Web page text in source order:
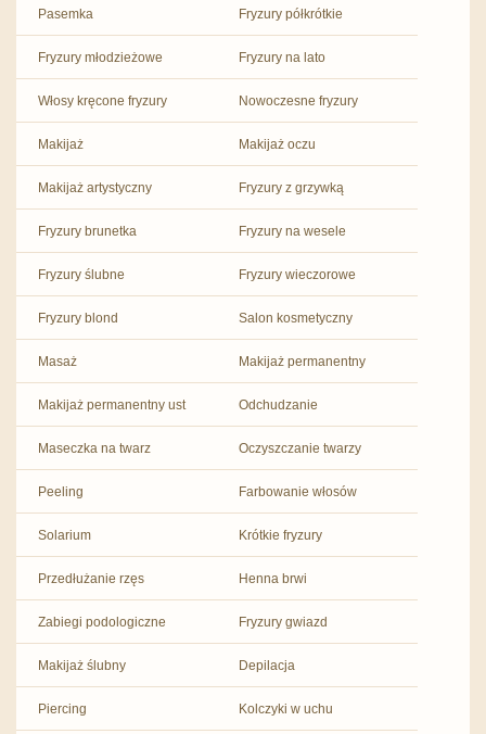
Pasemka Fryzury półkrótkie
Fryzury młodzieżowe Fryzury na lato
Włosy kręcone fryzury Nowoczesne fryzury
Makijaż Makijaż oczu
Makijaż artystyczny Fryzury z grzywką
Fryzury brunetka Fryzury na wesele
Fryzury ślubne Fryzury wieczorowe
Fryzury blond Salon kosmetyczny
Masaż Makijaż permanentny
Makijaż permanentny ust Odchudzanie
Maseczka na twarz Oczyszczanie twarzy
Peeling Farbowanie włosów
Solarium Krótkie fryzury
Przedłużanie rzęs Henna brwi
Zabiegi podologiczne Fryzury gwiazd
Makijaż ślubny Depilacja
Piercing Kolczyki w uchu